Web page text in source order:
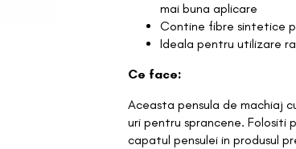
mai buna aplicare
Contine fibre sintetice
Ideala pentru utilizare
Ce face:
Aceasta pensula de machiaj
uri pentru sprancene. Folositi
capatul pensulei in produsul